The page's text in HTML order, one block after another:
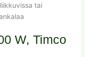
tai
W, Timco